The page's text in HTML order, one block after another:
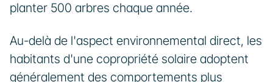
planter 500 arbres chaque année.
Au-delà de l'aspect environnemental direct, les
habitants d'une copropriété solaire adoptent
généralement des comportements plus